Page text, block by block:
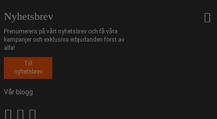
Nyhetsbrev
Prenumerera på vårt nyhetsbrev och få våra
kampanjer och exklusiva erbjudanden först av
alla!
Till
nyhetsbrev
Vår blogg